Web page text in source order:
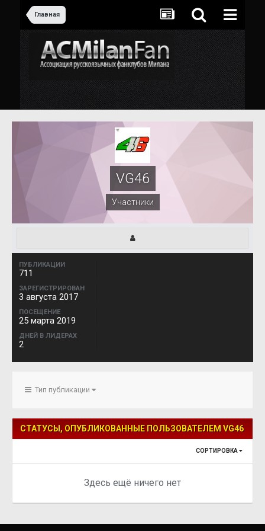
Главная
VG46
Участники
ПУБЛИКАЦИИ
711
ЗАРЕГИСТРИРОВАН
3 августа 2017
ПОСЕЩЕНИЕ
25 марта 2019
ДНЕЙ В ЛИДЕРАХ
2
Тип публикации
СТАТУСЫ, ОПУБЛИКОВАННЫЕ ПОЛЬЗОВАТЕЛЕМ VG46
СОРТИРОВКА
Здесь ещё ничего нет